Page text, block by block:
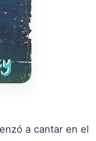
a cantar en el